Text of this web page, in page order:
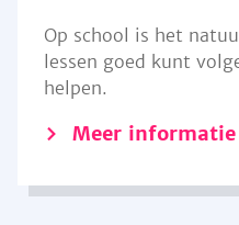
Op school is het
lessen goed kunt
helpen.
Meer informatie